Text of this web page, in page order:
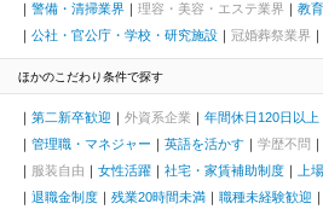
警備・清掃業界
理容・美容・エステ業界 教
公社・官公庁・学校・研究施設
冠婚葬祭業界
ほかのこだわり条件で探す
第二新卒歓迎 外資系企業 年間休日120日以上
管理職・マネジャー
英語を活かす 学歴不問
服装自由
女性活躍 社宅・家賃補助制度 上
退職金制度
残業20時間未満 職種未経験歓迎